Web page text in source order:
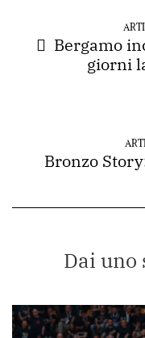
Bergamo
giorni
Bronzo
Dai uno